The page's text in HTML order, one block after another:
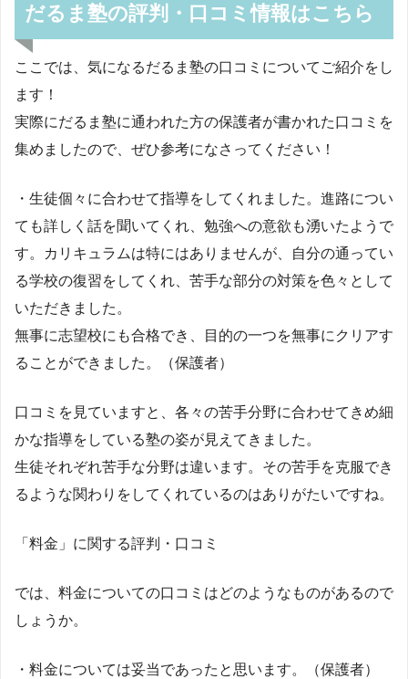
だるま塾の評判・口コミ情報はこちら
ここでは、気になるだるま塾の口コミについてご紹介をし
ます！
実際にだるま塾に通われた方の保護者が書かれた口コミを
集めましたので、ぜひ参考になさってください！
・生徒個々に合わせて指導をしてくれました。進路につい
ても詳しく話を聞いてくれ、勉強への意欲も湧いたようで
す。カリキュラムは特にはありませんが、自分の通ってい
る学校の復習をしてくれ、苦手な部分の対策を色々として
いただきました。
無事に志望校にも合格でき、目的の一つを無事にクリアす
ることができました。（保護者）
口コミを見ていますと、各々の苦手分野に合わせてきめ細
かな指導をしている塾の姿が見えてきました。
生徒それぞれ苦手な分野は違います。その苦手を克服でき
るような関わりをしてくれているのはありがたいですね。
「料金」に関する評判・口コミ
では、料金についての口コミはどのようなものがあるので
しょうか。
・料金については妥当であったと思います。（保護者）